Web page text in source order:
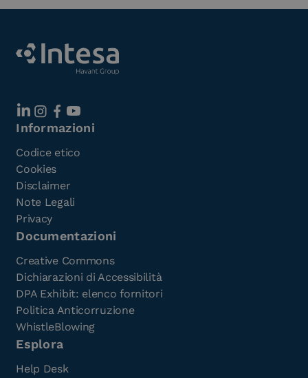
Informazioni
Codice etico
Cookies
Disclaimer
Note Legali
Privacy
Documentazioni
Creative Commons
Dichiarazioni di Accessibilità
DPA Exhibit: elenco fornitori
Politica Anticorruzione
WhistleBlowing
Esplora
Help Desk